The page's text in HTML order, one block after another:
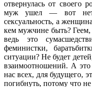
отвернулась от своего
муж ушел — вот
сексуальность, а
кем мужчине быть?
ведь это
феминистки,
ситуации? Не будет
взаимоотношений. А это
нас всех, для будущего,
погибнуть, потому что не